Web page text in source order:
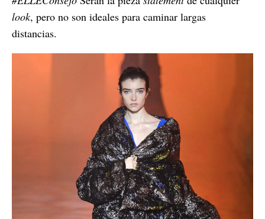
look, pero no son ideales para caminar largas
distancias.